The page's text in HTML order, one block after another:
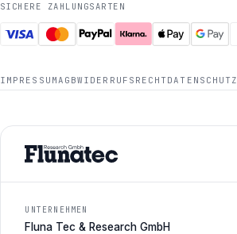
SICHERE ZAHLUNGSARTEN
IMPRESSUM AGBWIDERRUFSRECHT DATENSCHUTZ
UNTERNEHMEN
Fluna Tec & Research GmbH